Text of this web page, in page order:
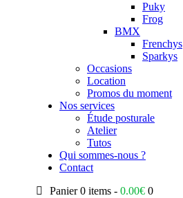
Puky
Frog
BMX
Frenchys
Sparkys
Occasions
Location
Promos du moment
Nos services
Étude posturale
Atelier
Tutos
Qui sommes-nous ?
Contact
Panier 0 items -0.00€ 0